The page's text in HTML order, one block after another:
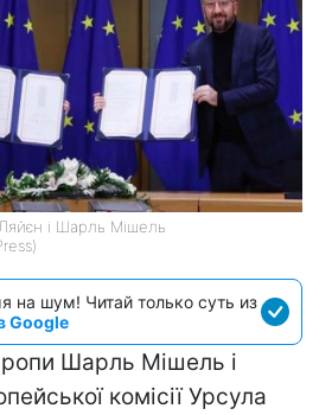
і Шарль Мішель
на шум! Читай только суть из
Google
Шарль Мішель і
комісії Урсула